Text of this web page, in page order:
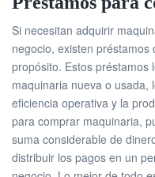
Si necesitan adquirir
negocio, existen
propósito. Estos préstamos
maquinaria nueva o usada,
eficiencia operativa y la
para comprar maquinaria,
suma considerable de
distribuir los pagos en un